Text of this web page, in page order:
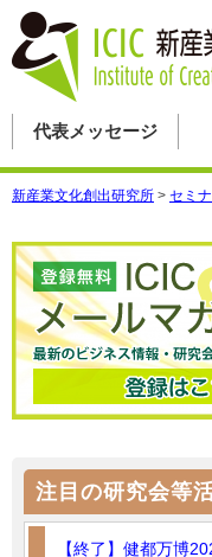
代表メッセージ
新産業文化創出研究所 > セミ
注目の研究会等
【終了】健都万博